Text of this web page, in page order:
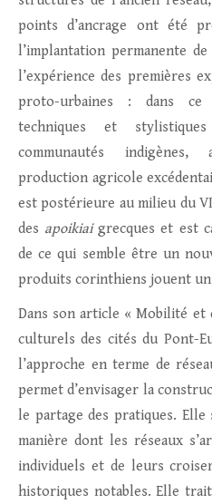
points d’ancrage ont été
l’implantation permanente
l’expérience des premières
proto-urbaines : dans ce
techniques et
communautés indigènes,
production agricole
est postérieure au milieu du
des apoikiaigrecques et est
de ce qui semble être un
produits corinthiens jouent
Dans son article « Mobilité et
culturels des cités du Pont-
l’approche en terme de
permet d’envisager la
le partage des pratiques. Elle
manière dont les réseaux
individuels et de leurs
historiques notables. Elle